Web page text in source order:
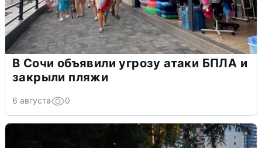
В Сочи объявили угрозу атаки БПЛА и
закрыли пляжи
6 августа 0